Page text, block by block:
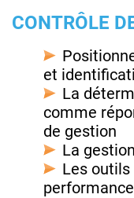
CONTRÔLE
et
La
comme
de gestion
La
Les outils